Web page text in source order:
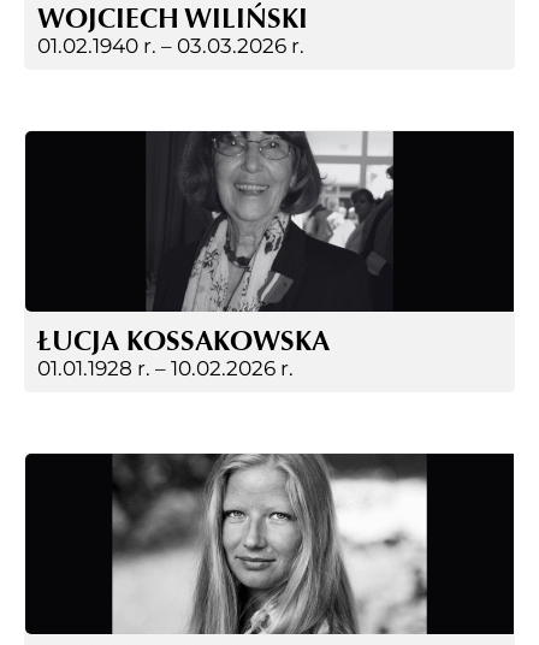
WOJCIECH WILIŃSKI
01.02.1940 r. – 03.03.2026 r.
ŁUCJA KOSSAKOWSKA
01.01.1928 r. – 10.02.2026 r.